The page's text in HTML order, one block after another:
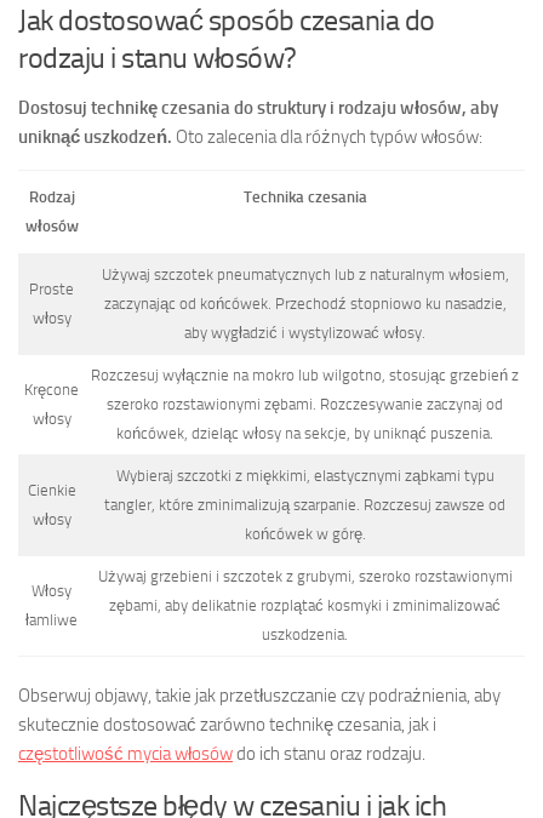
Jak dostosować sposób czesania do
rodzaju i stanu włosów?
Dostosuj technikę czesania do struktury i rodzaju włosów, aby
uniknąć uszkodzeń. Oto zalecenia dla różnych typów włosów:
Rodzaj
włosów
Technika czesania
Proste
włosy
Używaj szczotek pneumatycznych lub z naturalnym włosiem,
zaczynając od końcówek. Przechodź stopniowo ku nasadzie,
aby wygładzić i wystylizować włosy.
Kręcone
włosy
Rozczesuj wyłącznie na mokro lub wilgotno, stosując grzebień z
szeroko rozstawionymi zębami. Rozczesywanie zaczynaj od
końcówek, dzieląc włosy na sekcje, by uniknąć puszenia.
Cienkie
włosy
Wybieraj szczotki z miękkimi, elastycznymi ząbkami typu
tangler, które zminimalizują szarpanie. Rozczesuj zawsze od
końcówek w górę.
Włosy
łamliwe
Używaj grzebieni i szczotek z grubymi, szeroko rozstawionymi
zębami, aby delikatnie rozplątać kosmyki i zminimalizować
uszkodzenia.
Obserwuj objawy, takie jak przetłuszczanie czy podrażnienia, aby
skutecznie dostosować zarówno technikę czesania, jak i
częstotliwość mycia włosówdo ich stanu oraz rodzaju.
Najczęstsze błędy w czesaniu i jak ich